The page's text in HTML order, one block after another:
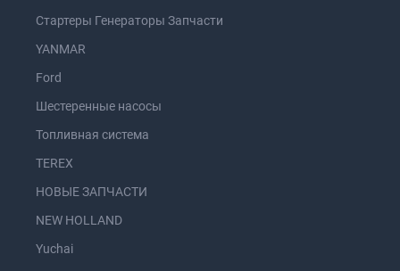
Стартеры Генераторы Запчасти
YANMAR
Ford
Шестеренные насосы
Топливная система
TEREX
НОВЫЕ ЗАПЧАСТИ
NEW HOLLAND
Yuchai